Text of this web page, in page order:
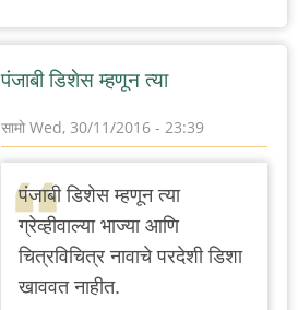
पंजाबी डिशेस म्हणून त्या
सामो Wed, 30/11/2016 - 23:39
In
reply
to
बापटाण्णा
तुम्ही
पंजाबी डिशेस म्हणून त्या
ग्रेव्हीवाल्या भाज्या आणि
चित्रविचित्र नावाचे परदेशी डिशा
खाववत नाहीत.